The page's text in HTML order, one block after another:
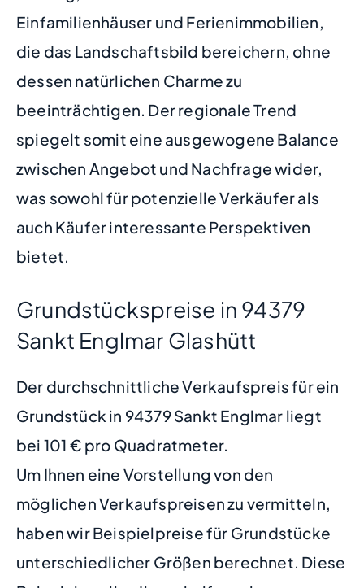
Einfamilienhäuser und Ferienimmobilien,
die das Landschaftsbild bereichern, ohne
dessen natürlichen Charme zu
beeinträchtigen. Der regionale Trend
spiegelt somit eine ausgewogene Balance
zwischen Angebot und Nachfrage wider,
was sowohl für potenzielle Verkäufer als
auch Käufer interessante Perspektiven
bietet.
Grundstückspreise in 94379
Sankt Englmar Glashütt
Der durchschnittliche Verkaufspreis für ein
Grundstück in 94379 Sankt Englmar liegt
bei 101 € pro Quadratmeter.
Um Ihnen eine Vorstellung von den
möglichen Verkaufspreisen zu vermitteln,
haben wir Beispielpreise für Grundstücke
unterschiedlicher Größen berechnet. Diese